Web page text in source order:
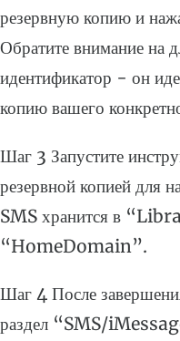
резервную копию и
Обратите внимание на
идентификатор - он
копию вашего
Шаг 3 Запустите
резервной копией для
SMS хранится в
“HomeDomain”.
Шаг 4 После
раздел “SMS/